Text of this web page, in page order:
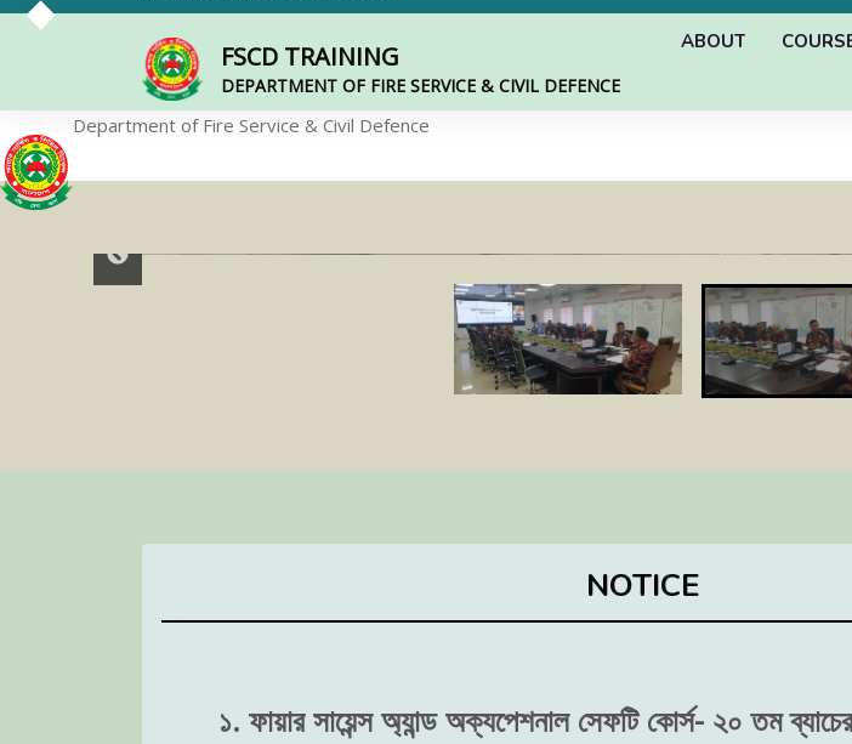
FSCD TRAINING
DEPARTMENT OF FIRE SERVICE & CIVIL DEFENCE
ABOUT
Department of Fire Service & Civil Defence
NOTICE
১. ফায়ার সায়েন্স অ্যান্ড অক্যপেশনাল সেফটি কোর্স- ২০ তম